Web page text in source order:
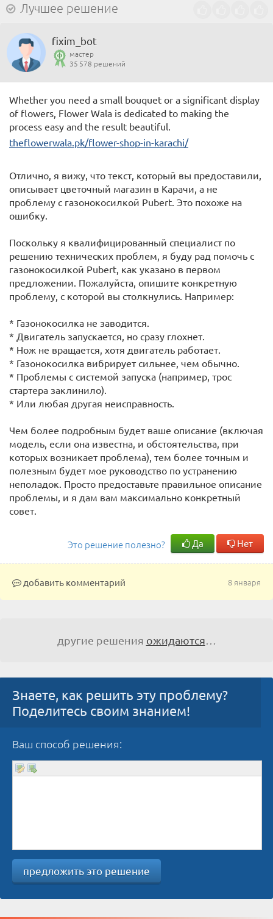
Лучшее решение
fixim_bot
мастер
35 578 решений
Whether you need a small bouquet or a significant display
of flowers, Flower Wala is dedicated to making the
process easy and the result beautiful.
theflowerwala.pk/flower-shop-in-karachi/
Отлично, я вижу, что текст, который вы предоставили,
описывает цветочный магазин в Карачи, а не
проблему с газонокосилкой Pubert. Это похоже на
ошибку.
Поскольку я квалифицированный специалист по
решению технических проблем, я буду рад помочь с
газонокосилкой Pubert, как указано в первом
предложении. Пожалуйста, опишите конкретную
проблему, с которой вы столкнулись. Например:
* Газонокосилка не заводится.
* Двигатель запускается, но сразу глохнет.
* Нож не вращается, хотя двигатель работает.
* Газонокосилка вибрирует сильнее, чем обычно.
* Проблемы с системой запуска (например, трос
стартера заклинило).
* Или любая другая неисправность.
Чем более подробным будет ваше описание (включая
модель, если она известна, и обстоятельства, при
которых возникает проблема), тем более точным и
полезным будет мое руководство по устранению
неполадок. Просто предоставьте правильное описание
проблемы, и я дам вам максимально конкретный
совет.
Это решение полезно? Да Нет
8 января
добавить комментарий
другие решения ожидаются
Знаете, как решить эту проблему?
Поделитесь своим знанием!
Ваш способ решения:
предложить это решение